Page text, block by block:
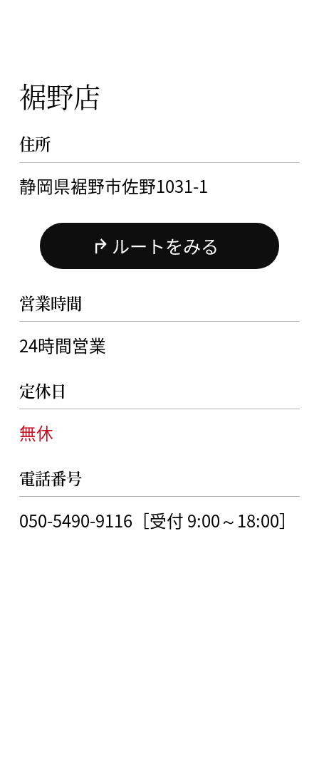
裾野店
住所
静岡県裾野市佐野1031-1
ルートをみる
営業時間
24時間営業
定休日
無休
電話番号
050-5490-9116［受付 9:00～18:00］